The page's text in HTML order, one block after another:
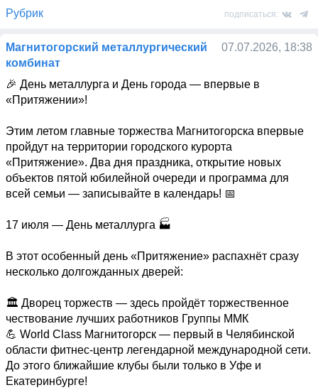
Рубрик подписаться:
Магнитогорский металлургический
комбинат
07.07.2026, 18:38
🎉 День металлурга и День города — впервые в
«Притяжении»!
Этим летом главные торжества Магнитогорска впервые
пройдут на территории городского курорта
«Притяжение». Два дня праздника, открытие новых
объектов пятой юбилейной очереди и программа для
всей семьи — записывайте в календарь! 📅
17 июля — День металлурга 🏭
В этот особенный день «Притяжение» распахнёт сразу
несколько долгожданных дверей:
🏛 Дворец торжеств — здесь пройдёт торжественное
чествование лучших работников Группы ММК
💪 World Class Магнитогорск — первый в Челябинской
области фитнес-центр легендарной международной сети.
До этого ближайшие клубы были только в Уфе и
Екатеринбурге!